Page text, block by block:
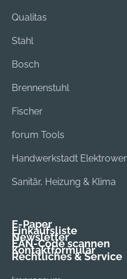
Qualitas
Stahl
Bosch
Brennenstuhl
Fischer
forum Tools
Handwerkstadt
Sanitär, Heizung & Klima
E-Paper
Einkaufsliste
Newsletter
EAN-Code scannen
Kontaktformular
Rechtliches & Service